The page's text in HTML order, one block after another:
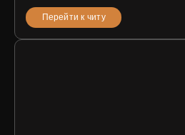
Перейти к читу